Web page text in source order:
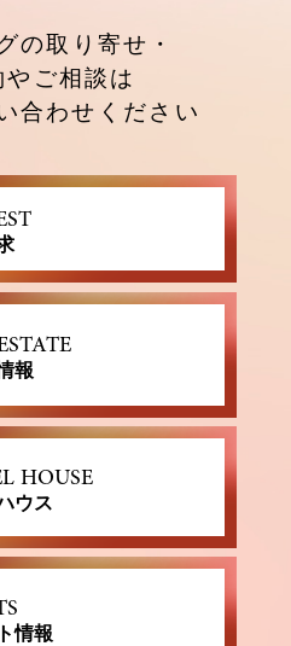
の取り寄せ・
ご相談は
合わせください
報
HOUSE
ウス
情報